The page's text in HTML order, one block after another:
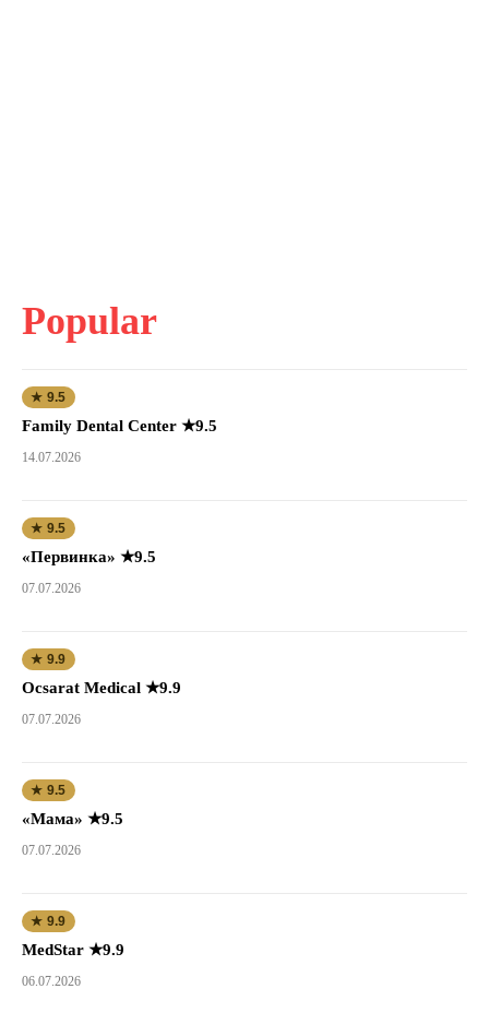
Popular
★ 9.5
Family Dental Center ★9.5
14.07.2026
★ 9.5
«Первинка» ★9.5
07.07.2026
★ 9.9
Ocsarat Medical ★9.9
07.07.2026
★ 9.5
«Мама» ★9.5
07.07.2026
★ 9.9
MedStar ★9.9
06.07.2026